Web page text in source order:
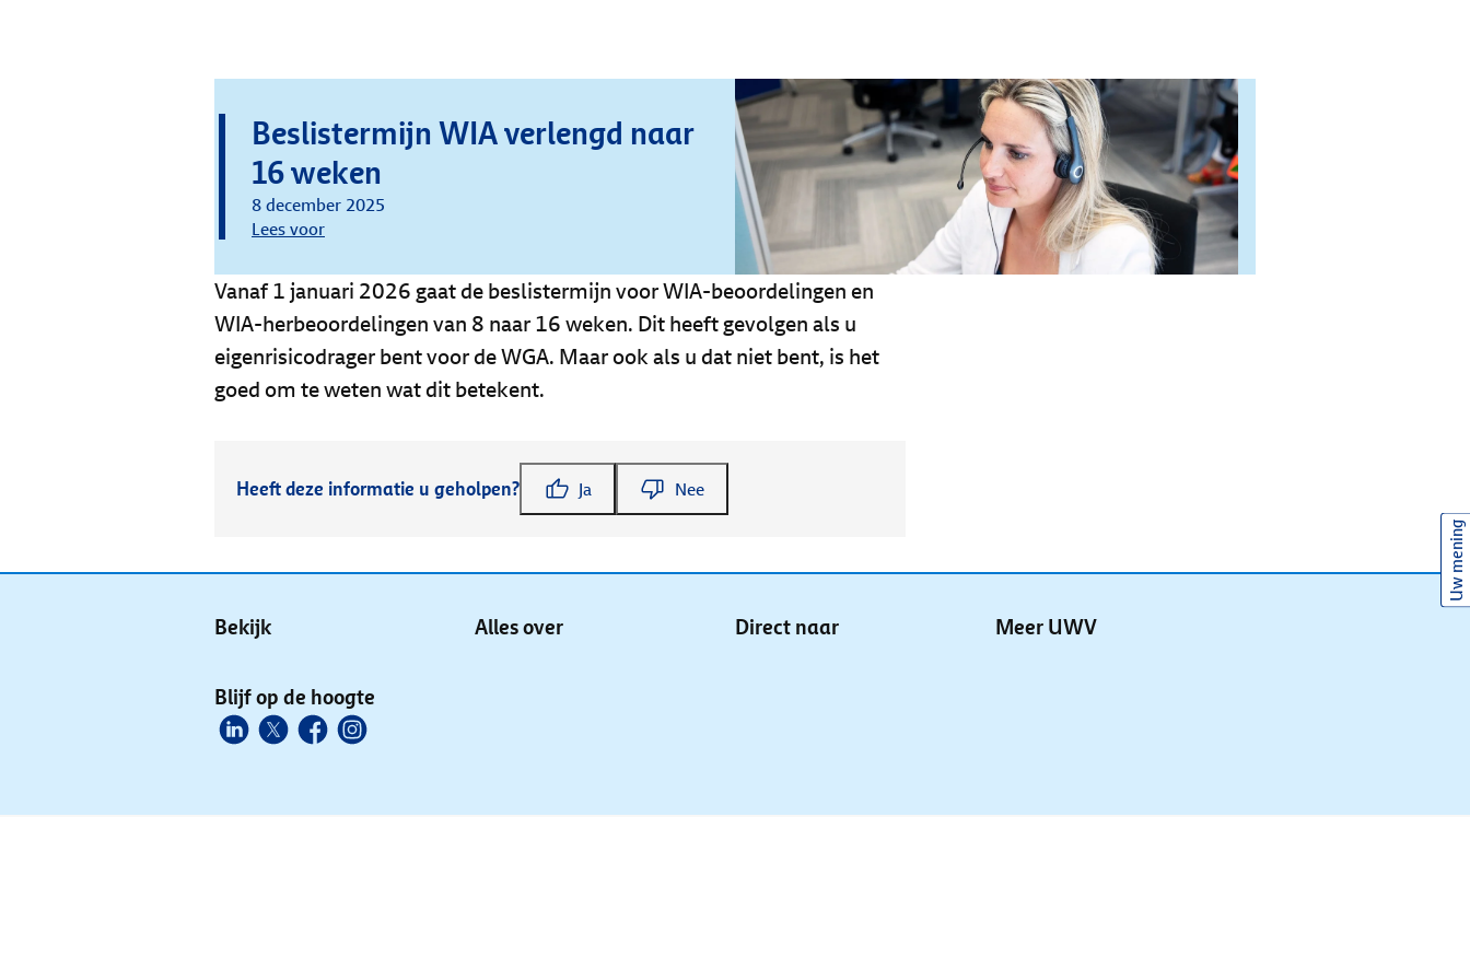
Beslistermijn WIA verlengd naar
16 weken
8 december 2025
Lees voor
Vanaf 1 januari 2026 gaat de beslistermijn voor WIA-beoordelingen en
WIA-herbeoordelingen van 8 naar 16 weken. Dit heeft gevolgen als u
eigenrisicodrager bent voor de WGA. Maar ook als u dat niet bent, is het
goed om te weten wat dit betekent.
Heeft deze informatie u geholpen? Ja Nee
Bekijk Alles over Direct naar Meer UWV
Blijf op de hoogte
Uw mening